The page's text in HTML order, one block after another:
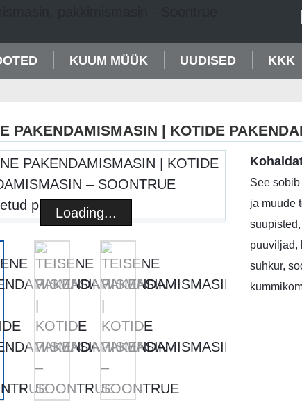
KUUM MÜÜK UUDISED KKK
PAKENDAMISMASIN | KOTIDE
Loading...
Loading...
See
ja muude
puuviljad,
suhkur,